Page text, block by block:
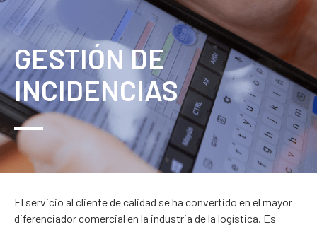
GESTIÓN DE
INCIDENCIAS
El servicio al cliente de calidad se ha convertido en el mayor
diferenciador comercial en la industria de la logística. Es